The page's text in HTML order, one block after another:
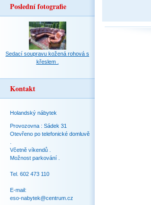
Poslední fotografie
Sedací soupravu kožená rohová s
křeslem .
Kontakt
Holandský nábytek
Provozovna : Sádek 31
Otevřeno po telefonické domluvě
Včetně víkendů .
Možnost parkování .
Tel. 602 473 110
E-mail:
eso-nabytek@centrum.cz